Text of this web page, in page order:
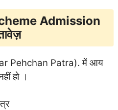
Admission
Pehchan Patra). में आय
हो ।